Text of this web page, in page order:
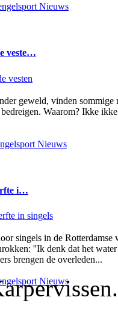
Nieuws
veste…
geweld, vinden sommige
Waarom? Ikke
Nieuws
i…
singels in de Rotterdamse
''Ik denk dat het
brengen de overleden...
Nieuws